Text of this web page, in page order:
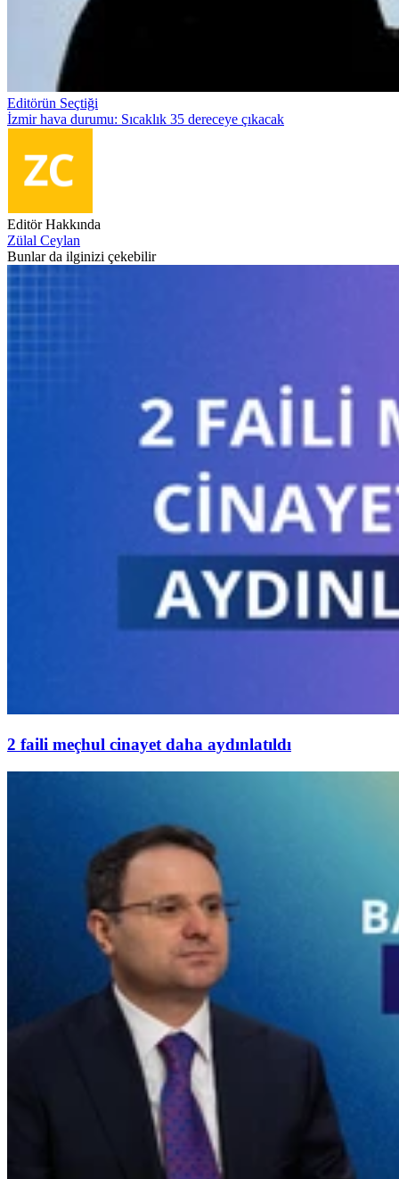
Editörün Seçtiği
İzmir hava durumu: Sıcaklık 35 dereceye çıkacak
Editör Hakkında
Zülal Ceylan
Bunlar da ilginizi çekebilir
2 faili meçhul cinayet daha aydınlatıldı